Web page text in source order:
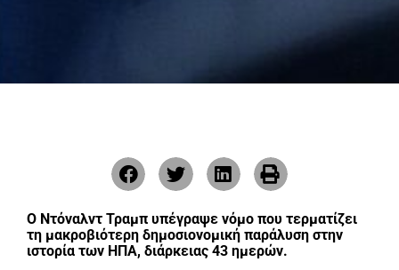
O Ντόναλντ Τραμπ υπέγραψε νόμο που τερματίζει
τη μακροβιότερη δημοσιονομική παράλυση στην
ιστορία των ΗΠΑ, διάρκειας 43 ημερών.